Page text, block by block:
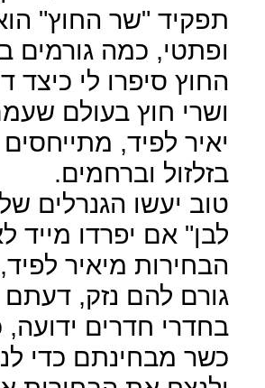
תפקיד "שר החוץ"
ופתטי, כמה גורמים
החוץ סיפרו לי כיצד
ושרי חוץ בעולם
יאיר לפיד, מתייחסים
בזלזול וברחמים.
טוב יעשו הגנרלים
לבן" אם יפרדו מייד
הבחירות מיאיר
גורם להם נזק, דעתם
בחדרי חדרים ידועה,
כשר מבחינתם כדי